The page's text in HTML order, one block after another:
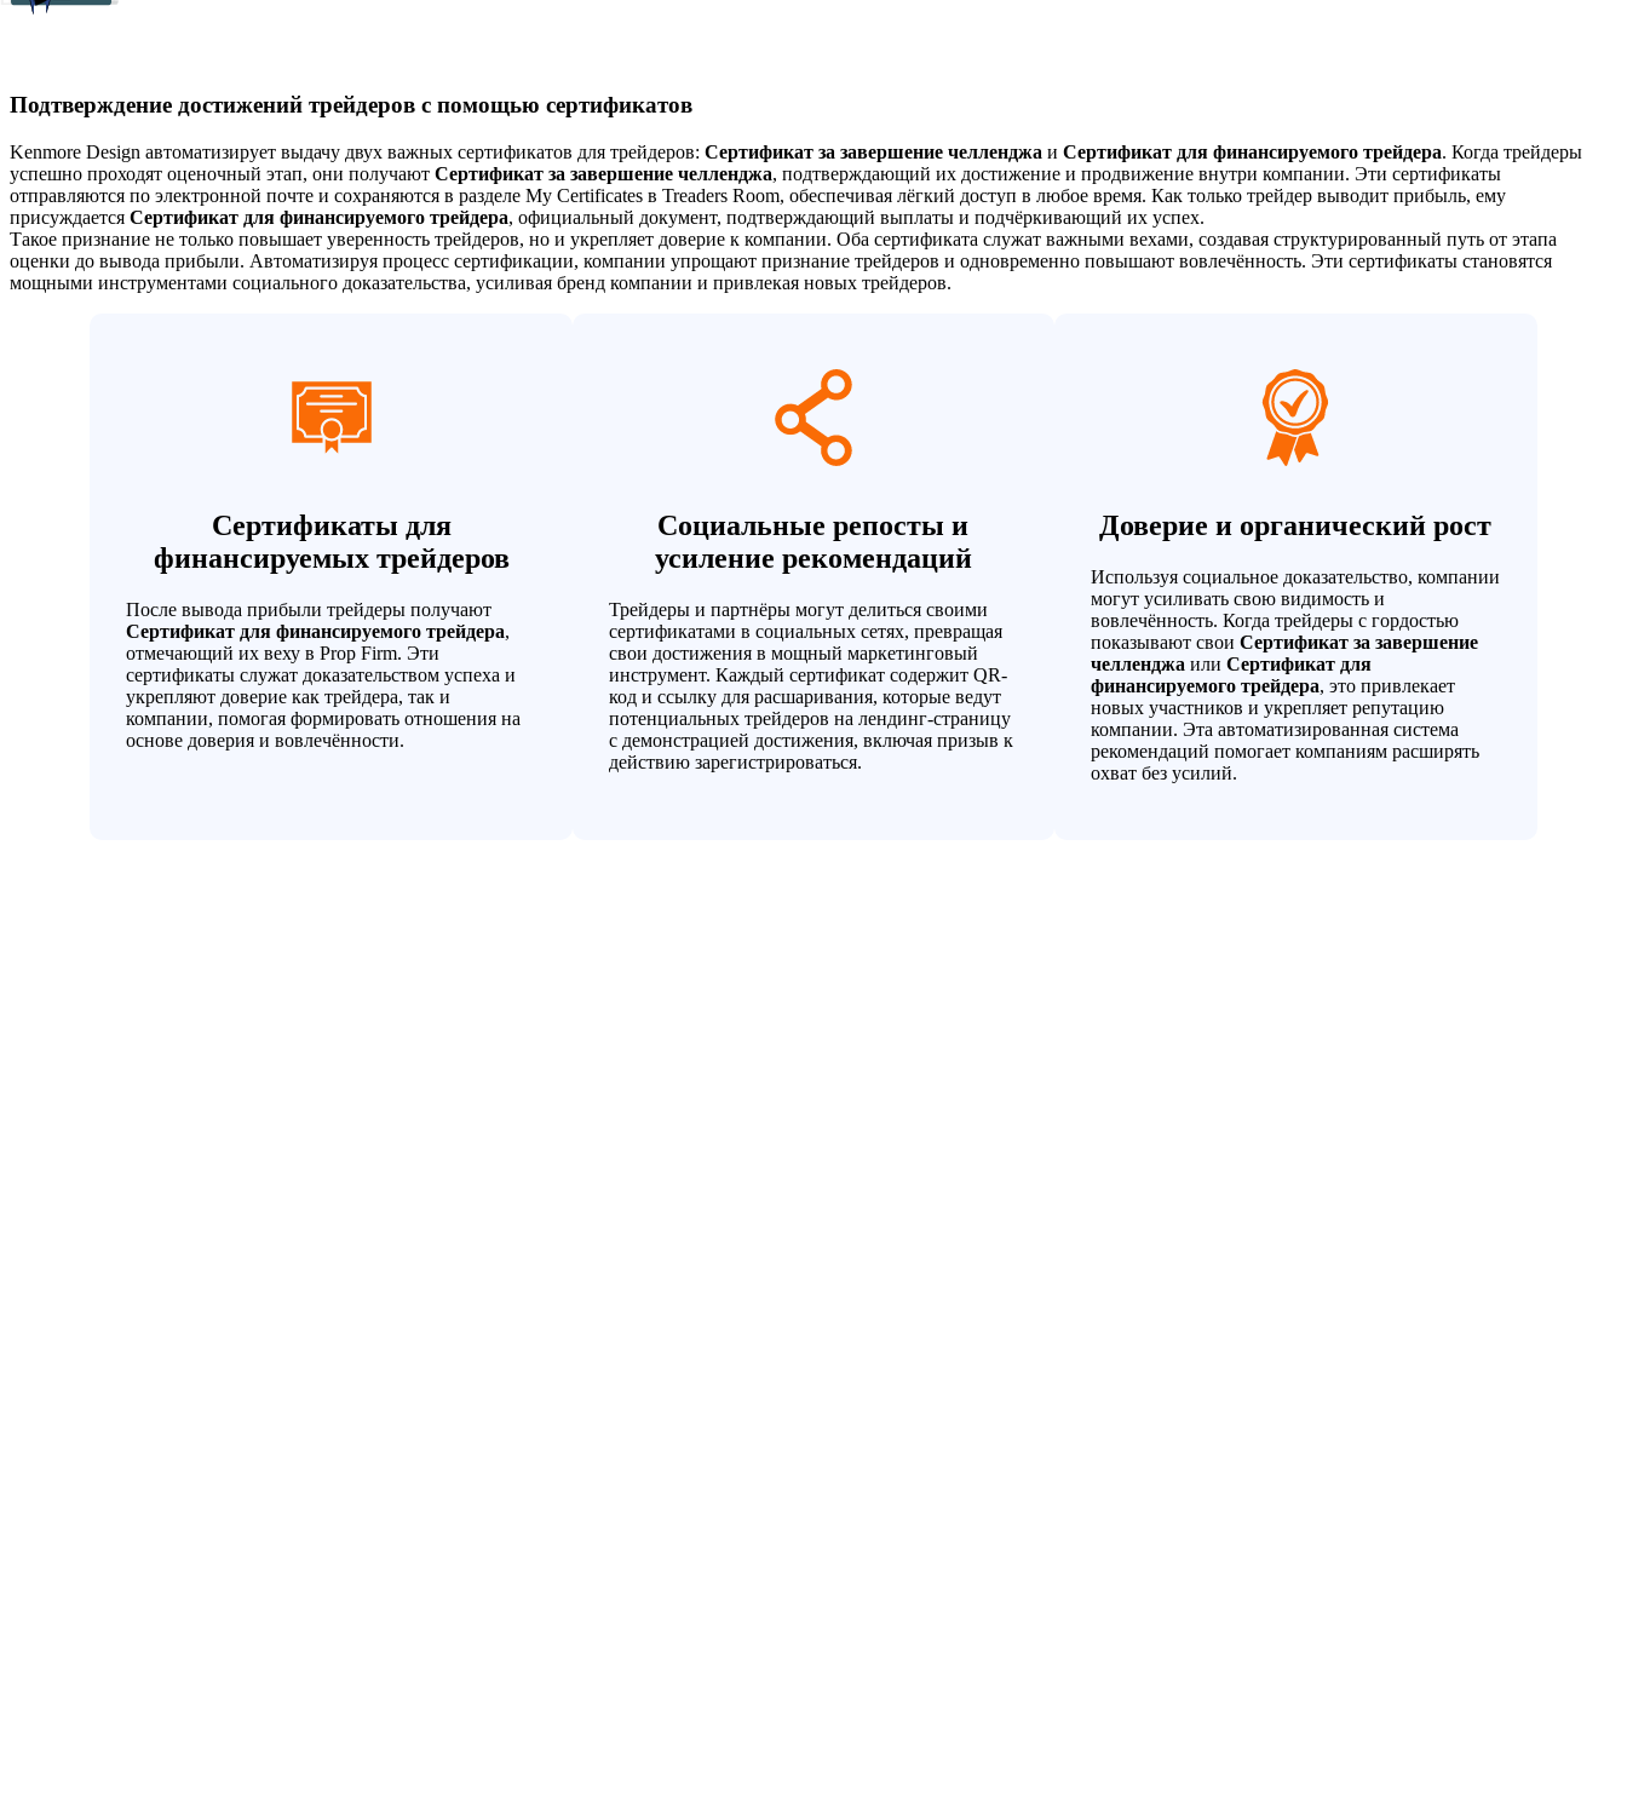
Подтверждение достижений трейдеров с помощью сертификатов
Kenmore Design автоматизирует выдачу двух важных сертификатов для трейдеров: Сертификат за завершение челленджа и Сертификат для финансируемого трейдера. Когда трейдеры
успешно проходят оценочный этап, они получают Сертификат за завершение челленджа, подтверждающий их достижение и продвижение внутри компании. Эти сертификаты
отправляются по электронной почте и сохраняются в разделе My Certificates в Trеaders Room, обеспечивая лёгкий доступ в любое время. Как только трейдер выводит прибыль, ему
присуждается Сертификат для финансируемого трейдера, официальный документ, подтверждающий выплаты и подчёркивающий их успех.
Такое признание не только повышает уверенность трейдеров, но и укрепляет доверие к компании. Оба сертификата служат важными вехами, создавая структурированный путь от этапа
оценки до вывода прибыли. Автоматизируя процесс сертификации, компании упрощают признание трейдеров и одновременно повышают вовлечённость. Эти сертификаты становятся
мощными инструментами социального доказательства, усиливая бренд компании и привлекая новых трейдеров.
Сертификаты для
финансируемых трейдеров
После вывода прибыли трейдеры получают
Сертификат для финансируемого трейдера,
отмечающий их веху в Prop Firm. Эти
сертификаты служат доказательством успеха и
укрепляют доверие как трейдера, так и
компании, помогая формировать отношения на
основе доверия и вовлечённости.
Социальные репосты и
усиление рекомендаций
Трейдеры и партнёры могут делиться своими
сертификатами в социальных сетях, превращая
свои достижения в мощный маркетинговый
инструмент. Каждый сертификат содержит QR-
код и ссылку для расшаривания, которые ведут
потенциальных трейдеров на лендинг-страницу
с демонстрацией достижения, включая призыв к
действию зарегистрироваться.
Доверие и органический рост
Используя социальное доказательство, компании
могут усиливать свою видимость и
вовлечённость. Когда трейдеры с гордостью
показывают своиСертификат за завершение
челленджа илиСертификат для
финансируемого трейдера, это привлекает
новых участников и укрепляет репутацию
компании. Эта автоматизированная система
рекомендаций помогает компаниям расширять
охват без усилий.